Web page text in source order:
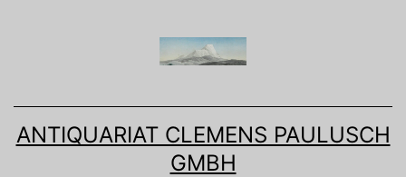
ANTIQUARIAT CLEMENS PAULUSCH
GMBH